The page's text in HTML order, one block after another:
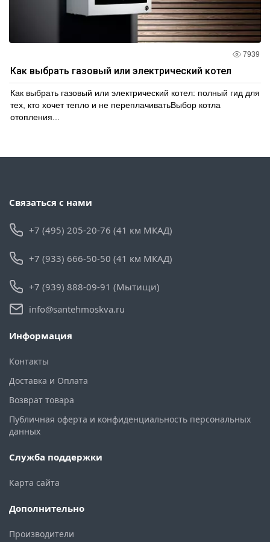
7939
Как выбрать газовый или электрический котел
Как выбрать газовый или электрический котел: полный гид для
тех, кто хочет тепло и не переплачиватьВыбор котла
отопления...
Связаться с нами
+7 (495) 205-20-76 (41 км МКАД)
+7 (933) 666-50-50 (41 км МКАД)
+7 (939) 888-09-91 (Мытищи)
info@santehmoskva.ru
Информация
Контакты
Доставка и Оплата
Возврат товара
Публичная оферта и конфиденциальность персональных
данных
Служба поддержки
Карта сайта
Дополнительно
Производители